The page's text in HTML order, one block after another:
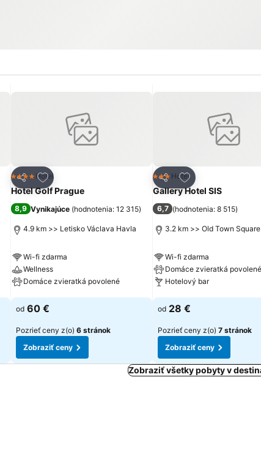
Zdieľať
Pridať do obľúbených
4 Počet hviezdičiek
Hotel
Hotel Golf Prague
8,9 Vynikajúce (hodnotenia: 12 315)
4.9 km >> Letisko Václava Havla
Wi-fi zdarma
Wellness
Domáce zvieratká povolené
Zobraziť ceny
od 60 €
Pozrieť ceny z(o) 6 stránok
Zobraziť ceny
Zdieľať
Pridať do
3 Počet hviezdičiek
Hotel
Gallery Hotel SIS
6,7 (hodnotenia: 8 515)
3.2 km >> Old Town Square
Wi-fi zdarma
Domáce zvieratká povolené
Hotelový bar
Zobraziť ceny
od 28 €
Pozrieť ceny z(o) 7 stránok
Zobraziť ceny
Zobraziť všetky pobyty v